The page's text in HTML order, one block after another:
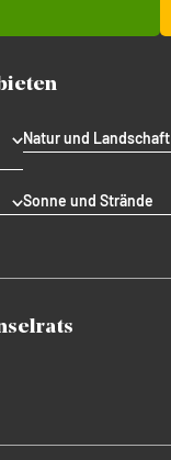
Natur und Landschaft
Sonne und Strände